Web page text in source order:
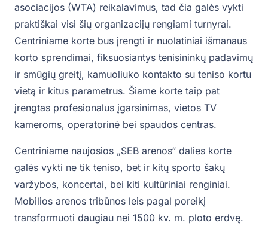
asociacijos (WTA) reikalavimus, tad čia galės vykti
praktiškai visi šių organizacijų rengiami turnyrai.
Centriniame korte bus įrengti ir nuolatiniai išmanaus
korto sprendimai, fiksuosiantys tenisininkų padavimų
ir smūgių greitį, kamuoliuko kontakto su teniso kortu
vietą ir kitus parametrus. Šiame korte taip pat
įrengtas profesionalus įgarsinimas, vietos TV
kameroms, operatorinė bei spaudos centras.
Centriniame naujosios „SEB arenos“ dalies korte
galės vykti ne tik teniso, bet ir kitų sporto šakų
varžybos, koncertai, bei kiti kultūriniai renginiai.
Mobilios arenos tribūnos leis pagal poreikį
transformuoti daugiau nei 1500 kv. m. ploto erdvę.